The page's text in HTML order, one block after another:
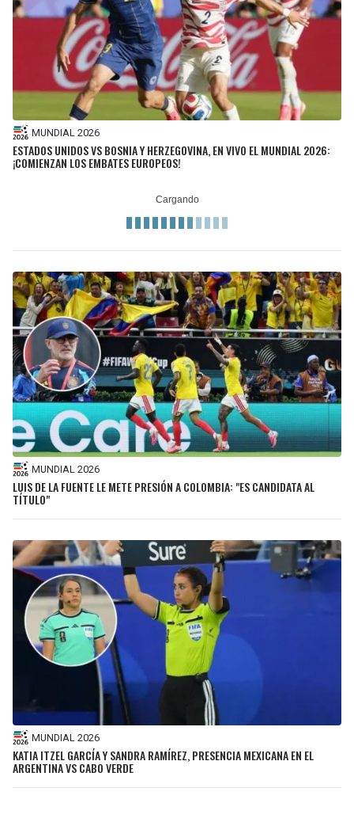
MUNDIAL 2026
ESTADOS UNIDOS VS BOSNIA Y HERZEGOVINA, EN VIVO EL MUNDIAL 2026:
¡COMIENZAN LOS EMBATES EUROPEOS!
MUNDIAL 2026
LUIS DE LA FUENTE LE METE PRESIÓN A COLOMBIA: "ES CANDIDATA AL
TÍTULO"
MUNDIAL 2026
KATIA ITZEL GARCÍA Y SANDRA RAMÍREZ, PRESENCIA MEXICANA EN EL
ARGENTINA VS CABO VERDE